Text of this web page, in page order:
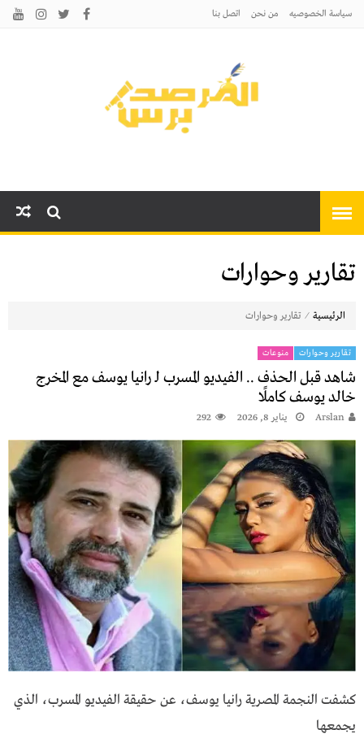
سياسة الخصوصيه من نحن اتصل بنا
تقارير وحوارات
الرئيسية ⁄ تقارير وحوارات
تقارير وحوارات منوعات
شاهد قبل الحذف .. الفيديو المسرب لـ رانيا يوسف مع المخرج
خالد يوسف كاملًا
Arslan يناير 8, 2026 292
كشفت النجمة المصرية رانيا يوسف، عن حقيقة الفيديو المسرب، الذي
يجمعها
Posts
pagination